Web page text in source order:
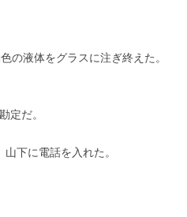
の液体をグラスに注ぎ終えた。
定だ。
下に電話を入れた。